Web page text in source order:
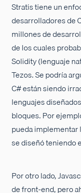
Stratis tiene un
desarrolladores de
millones de
de los cuales
Solidity (lenguaje
Tezos. Se podría
C# están siendo
lenguajes
bloques. Por
pueda implementar
se diseñó teniendo
Por otro lado,
de front-end, pero